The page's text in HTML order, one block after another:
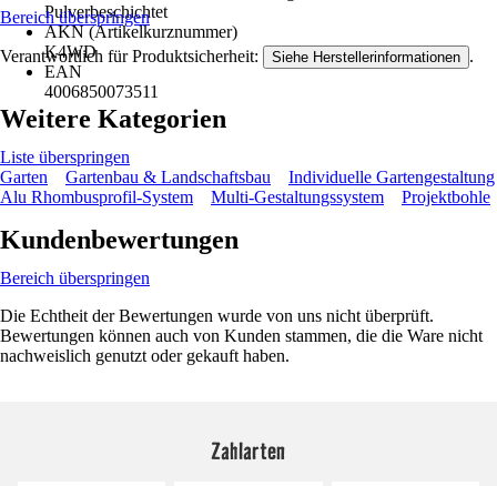
Pulverbeschichtet
AKN (Artikelkurznummer)
K4WD
EAN
4006850073511
Bereich überspringen
Verantwortlich für Produktsicherheit: Siehe Herstellerinformationen .
Weitere Kategorien
Liste überspringen
Garten
Gartenbau & Landschaftsbau
Individuelle Gartengestaltung
Alu Rhombusprofil-System
Multi-Gestaltungssystem Projektbohle
Kundenbewertungen
Bereich überspringen
Die Echtheit der Bewertungen wurde von uns nicht überprüft.
Bewertungen können auch von Kunden stammen, die die Ware nicht
nachweislich genutzt oder gekauft haben.
Zahlarten